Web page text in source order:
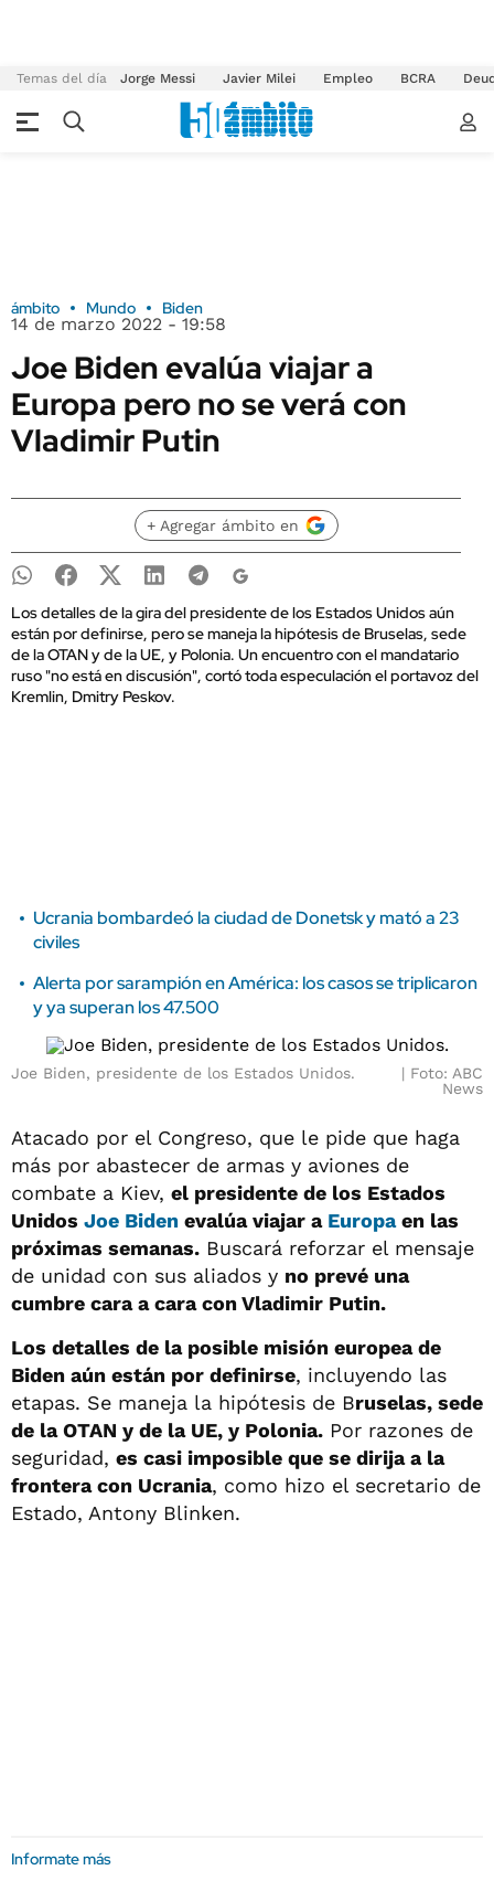
Temas del día Jorge Messi Javier Milei Empleo BCRA
ámbito Mundo Biden
14 de marzo 2022 - 19:58
Joe Biden evalúa viajar a
Europa pero no se verá con
Vladimir Putin
+ Agregar ámbito en
Los detalles de la gira del presidente de los Estados Unidos aún
están por definirse, pero se maneja la hipótesis de Bruselas, sede
de la OTAN y de la UE, y Polonia. Un encuentro con el mandatario
ruso "no está en discusión", cortó toda especulación el portavoz del
Kremlin, Dmitry Peskov.
Ucrania bombardeó la ciudad de Donetsk y mató a 23
civiles
Alerta por sarampión en América: los casos se triplicaron
y ya superan los 47.500
Joe Biden, presidente de los Estados Unidos.
Foto: ABC
News
Atacado por el Congreso, que le pide que haga
más por abastecer de armas y aviones de
combate a Kiev, el presidente de los Estados
Unidos Joe Biden evalúa viajar a Europaen las
próximas semanas. Buscará reforzar el mensaje
de unidad con sus aliados y no prevé una
cumbre cara a cara con Vladimir Putin.
Los detalles de la posible misión europea de
Biden aún están por definirse, incluyendo las
etapas. Se maneja la hipótesis de Bruselas, sede
de la OTAN y de la UE, y Polonia. Por razones de
seguridad, es casi imposible que se dirija a la
frontera con Ucrania, como hizo el secretario de
Estado, Antony Blinken.
Informate más